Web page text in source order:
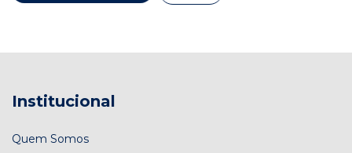
Institucional
Quem Somos